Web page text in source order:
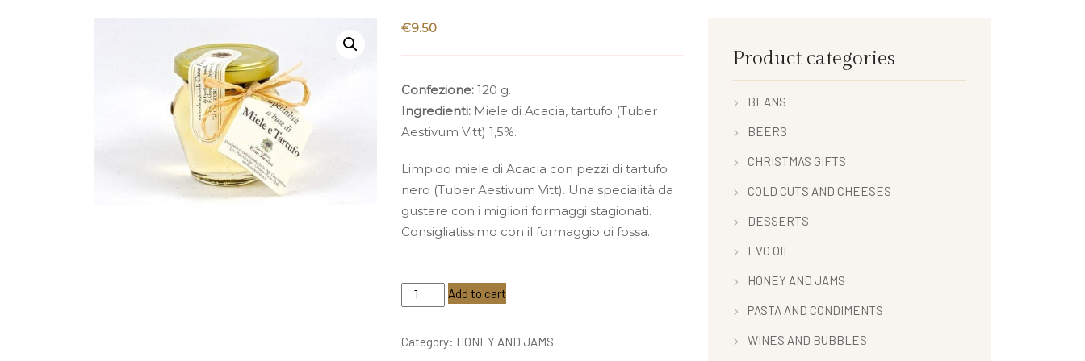
€9.50
Confezione:120 g.
Ingredienti:Miele di Acacia, tartufo (Tuber
Aestivum Vitt) 1,5%.
Limpido miele di Acacia con pezzi di tartufo
nero (Tuber Aestivum Vitt). Una specialità da
gustare con i migliori formaggi stagionati.
Consigliatissimo con il formaggio di fossa.
Miele
tartufo
Add to cart
Category: HONEY AND JAMS
Product categories
BEANS
BEERS
CHRISTMAS GIFTS
COLD CUTS AND CHEESES
DESSERTS
EVO OIL
HONEY AND JAMS
PASTA AND CONDIMENTS
WINES AND BUBBLES